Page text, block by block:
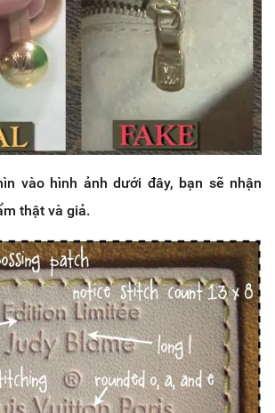
vào hình ảnh dưới đây, bạn sẽ nhận
thật và giả.